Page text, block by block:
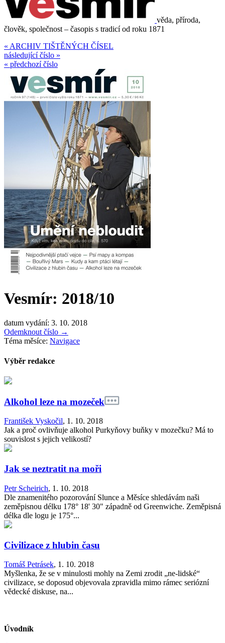
věda, příroda,
člověk, společnost – časopis s tradicí od roku 1871
« ARCHIV TIŠTĚNÝCH ČÍSEL
následující číslo »
« předchozí číslo
Vesmír: 2018/10
datum vydání: 3. 10. 2018
Odemknout číslo →
Téma měsíce: Navigace
Výběr redakce
Alkohol leze na mozeček
František Vyskočil, 1. 10. 2018
Jak a proč ovlivňuje alkohol Purkyňovy buňky v mozečku? Má to
souvislost s jejich velikostí?
Jak se neztratit na moři
Petr Scheirich, 1. 10. 2018
Dle znamenitého pozorování Slunce a Měsíce shledávám naši
zeměpisnou délku 178° 18' 30" západně od Greenwiche. Zeměpisná
délka dle logu je 175°...
Civilizace z hlubin času
Tomáš Petrásek, 1. 10. 2018
Myšlenka, že se v minulosti mohly na Zemi zrodit „ne-lidské“
civilizace, se doposud objevovala zpravidla mimo rámec seriózní
vědecké diskuse, na...
Úvodník